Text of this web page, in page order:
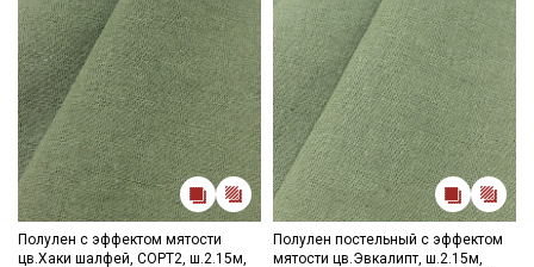
Полулен с эффектом мятости
цв.Хаки шалфей, СОРТ2, ш.2.15м,
Полулен постельный с эффектом
мятости цв.Эвкалипт, ш.2.15м,